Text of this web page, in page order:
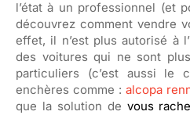
l’état à un professionnel (et
découvrez comment vendre
effet, il n’est plus autorisé à
des voitures qui ne sont
particuliers (c’est aussi le
enchères comme : alcopa
que la solution de vous